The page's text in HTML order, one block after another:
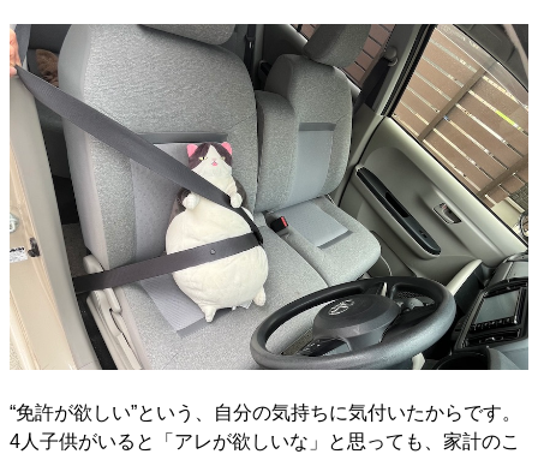
“免許が欲しい”という、自分の気持ちに気付いたからです。
4人子供がいると「アレが欲しいな」と思っても、家計のこ